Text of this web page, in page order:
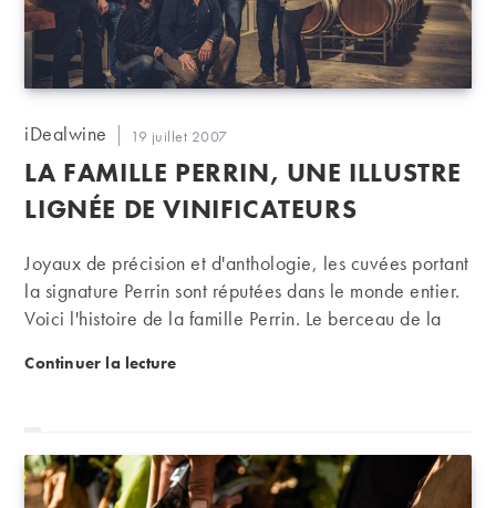
Auteur/autrice
la
publication :
iDealwine
Publication
publiée :
19 juillet 2007
LA FAMILLE PERRIN, UNE ILLUSTRE
LIGNÉE DE VINIFICATEURS
Joyaux de précision et d'anthologie, les cuvées portant
la signature Perrin sont réputées dans le monde entier.
Voici l'histoire de la famille Perrin. Le berceau de la
et son histoire croisa à maintes reprises le destin de
sa conversion au catholicisme, la charge de
"Capitaine de la Ville de Courthézon". Au moment de
Continuer la lectureLa famille Perrin, une illustre lignée de vinificateurs